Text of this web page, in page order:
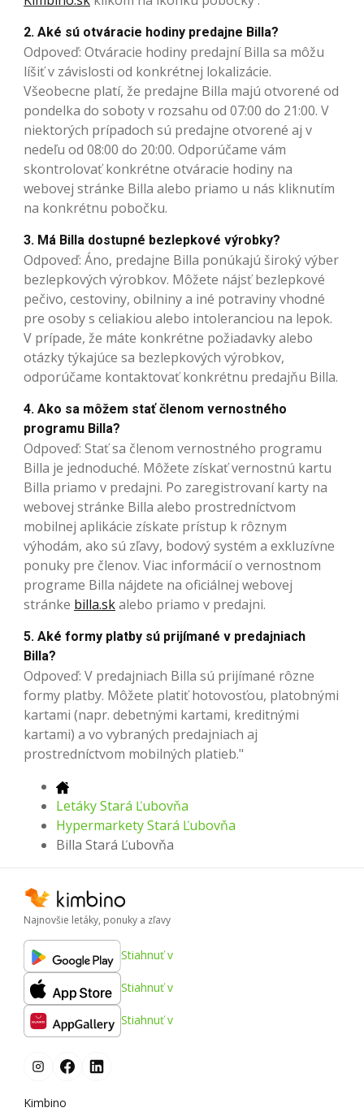
2. Aké sú otváracie hodiny predajne Billa?
Odpoveď: Otváracie hodiny predajní Billa sa môžu
líšiť v závislosti od konkrétnej lokalizácie.
Všeobecne platí, že predajne Billa majú otvorené od
pondelka do soboty v rozsahu od 07:00 do 21:00. V
niektorých prípadoch sú predajne otvorené aj v
nedeľu od 08:00 do 20:00. Odporúčame vám
skontrolovať konkrétne otváracie hodiny na
webovej stránke Billa alebo priamo u nás kliknutím
na konkrétnu pobočku.
3. Má Billa dostupné bezlepkové výrobky?
Odpoveď: Áno, predajne Billa ponúkajú široký výber
bezlepkových výrobkov. Môžete nájsť bezlepkové
pečivo, cestoviny, obilniny a iné potraviny vhodné
pre osoby s celiakiou alebo intoleranciou na lepok.
V prípade, že máte konkrétne požiadavky alebo
otázky týkajúce sa bezlepkových výrobkov,
odporúčame kontaktovať konkrétnu predajňu Billa.
4. Ako sa môžem stať členom vernostného
programu Billa?
Odpoveď: Stať sa členom vernostného programu
Billa je jednoduché. Môžete získať vernostnú kartu
Billa priamo v predajni. Po zaregistrovaní karty na
webovej stránke Billa alebo prostredníctvom
mobilnej aplikácie získate prístup k rôznym
výhodám, ako sú zľavy, bodový systém a exkluzívne
ponuky pre členov. Viac informácií o vernostnom
programe Billa nájdete na oficiálnej webovej
stránke billa.skalebo priamo v predajni.
5. Aké formy platby sú prijímané v predajniach
Billa?
Odpoveď: V predajniach Billa sú prijímané rôzne
formy platby. Môžete platiť hotovosťou, platobnými
kartami (napr. debetnými kartami, kreditnými
kartami) a vo vybraných predajniach aj
prostredníctvom mobilných platieb."
Letáky Stará Ľubovňa
Hypermarkety Stará Ľubovňa
Billa Stará Ľubovňa
Najnovšie letáky, ponuky a zľavy
Stiahnuť v
Stiahnuť v
Stiahnuť v
Kimbino